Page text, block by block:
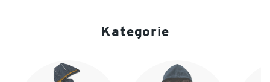
Kategorie